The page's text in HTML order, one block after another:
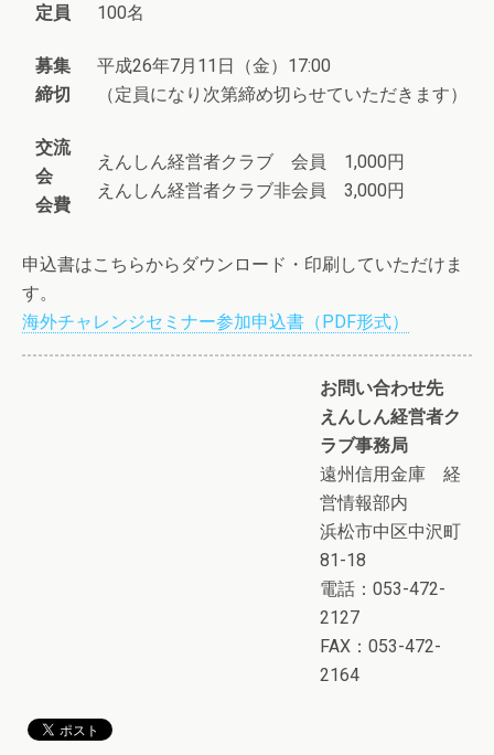
定員 100名
募集
締切
平成26年7月11日（金）17:00
（定員になり次第締め切らせていただきます）
交流
会
会費
えんしん経営者クラブ 会員 1,000円
えんしん経営者クラブ非会員 3,000円
申込書はこちらからダウンロード・印刷していただけま
す。
海外チャレンジセミナー参加申込書（PDF形式）
お問い合わせ先
えんしん経営者ク
ラブ事務局
遠州信用金庫 経
営情報部内
浜松市中区中沢町
81-18
電話：053-472-
2127
FAX：053-472-
2164